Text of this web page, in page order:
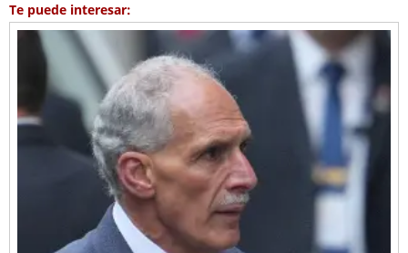
Te puede interesar: